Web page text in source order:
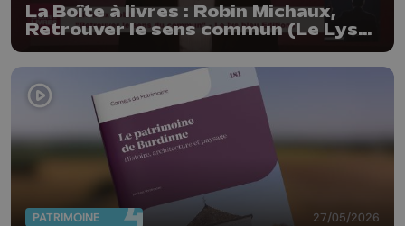
La Boîte à livres : Robin Michaux,
Retrouver le sens commun (Le Lys
bleu Editions)
PATRIMOINE 27/05/2026